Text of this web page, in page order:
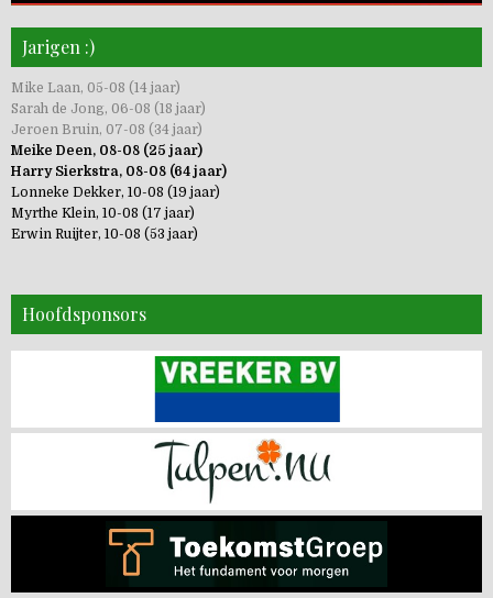
Jarigen :)
Mike Laan, 05-08 (14 jaar)
Sarah de Jong, 06-08 (18 jaar)
Jeroen Bruin, 07-08 (34 jaar)
Meike Deen, 08-08 (25 jaar)
Harry Sierkstra, 08-08 (64 jaar)
Lonneke Dekker, 10-08 (19 jaar)
Myrthe Klein, 10-08 (17 jaar)
Erwin Ruijter, 10-08 (53 jaar)
Hoofdsponsors